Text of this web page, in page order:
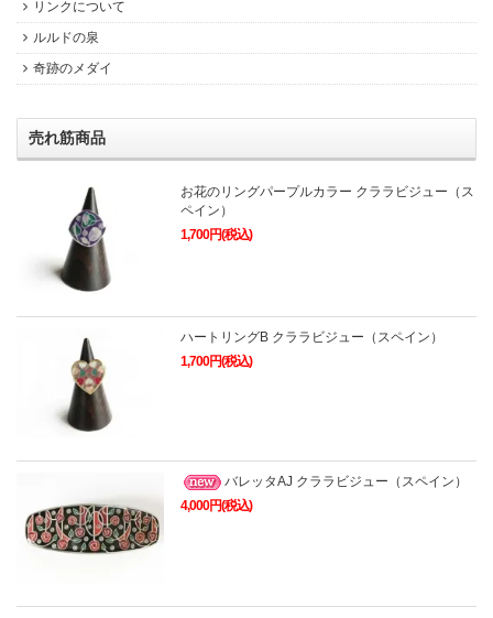
リンクについて
ルルドの泉
奇跡のメダイ
売れ筋商品
お花のリングパープルカラー クララビジュー（ス
ペイン）
1,700円(税込)
ハートリングB クララビジュー（スペイン）
1,700円(税込)
バレッタAJ クララビジュー（スペイン）
4,000円(税込)